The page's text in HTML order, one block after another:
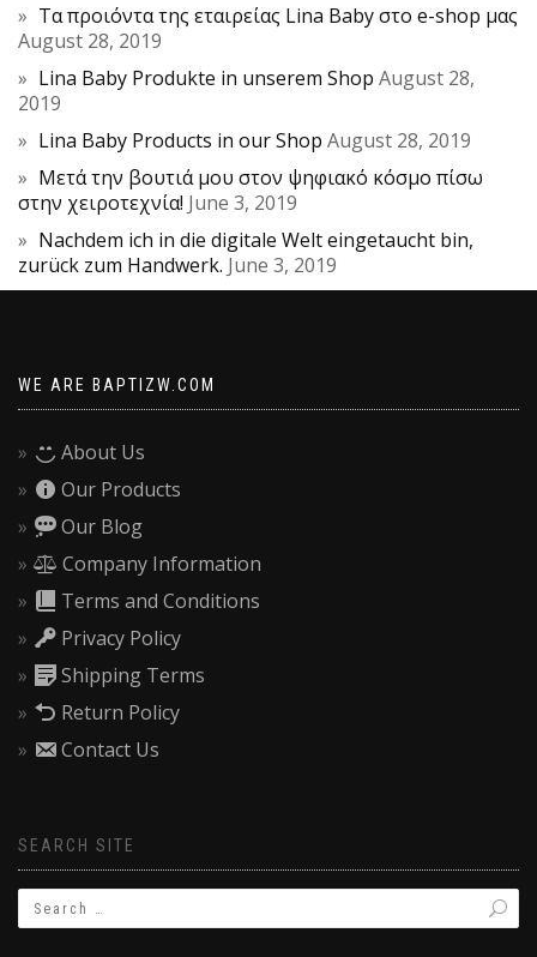
Τα προιόντα της εταιρείας Lina Baby στο e-shop μας
August 28, 2019
Lina Baby Produkte in unserem Shop August 28,
2019
Lina Baby Products in our Shop August 28, 2019
Μετά την βουτιά μου στον ψηφιακό κόσμο πίσω
στην χειροτεχνία! June 3, 2019
Nachdem ich in die digitale Welt eingetaucht bin,
zurück zum Handwerk. June 3, 2019
WE ARE BAPTIZW.COM
About Us
Our Products
Our Blog
Company Information
Terms and Conditions
Privacy Policy
Shipping Terms
Return Policy
Contact Us
SEARCH SITE